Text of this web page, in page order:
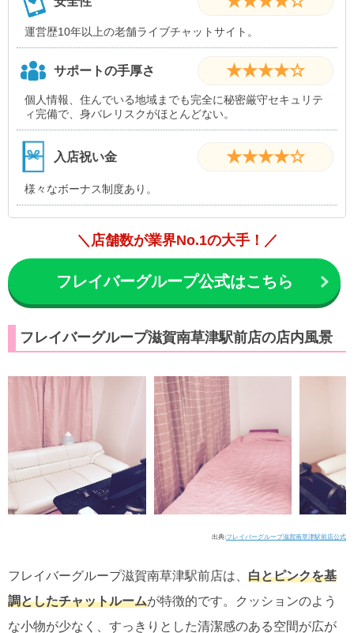
運営歴10年以上の老舗ライブチャットサイト。
サポートの手厚さ ★★★★☆
個人情報、住んでいる地域までも完全に秘密厳守セキュリテ
ィ完備で、身バレリスクがほとんどない。
入店祝い金 ★★★★☆
様々なボーナス制度あり。
＼店舗数が業界No.1の大手！／
フレイバーグループ公式はこちら
フレイバーグループ滋賀南草津駅前店の店内風景
出典:フレイバーグループ滋賀南草津駅前店公式
フレイバーグループ滋賀南草津駅前店は、 白とピンクを基
調としたチャットルームが特徴的です。クッションのよう
な小物が少なく、すっきりとした清潔感のある空間が広が